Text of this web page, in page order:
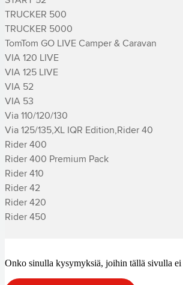
TRUCKER 500
TRUCKER 5000
TomTom GO LIVE Camper & Caravan
VIA 120 LIVE
VIA 125 LIVE
VIA 52
VIA 53
Via 110/120/130
Via 125/135,XL IQR Edition,­Rider 40
­Rider 400
­Rider 400 Premium Pack
­Rider 410
­Rider 42
­Rider 420
­Rider 450
Onko sinulla kysymyksiä, joihin tällä sivulla ei